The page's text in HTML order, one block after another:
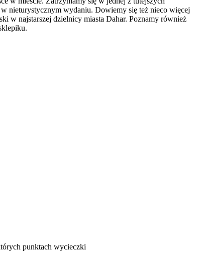
nieturystycznym wydaniu. Dowiemy się też nieco więcej
w najstarszej dzielnicy miasta Dahar. Poznamy również
punktach wycieczki